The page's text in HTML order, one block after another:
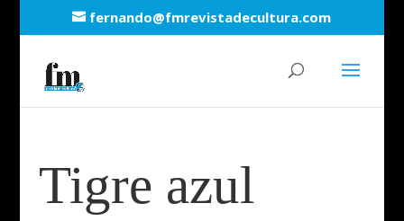
fernando@fmrevistadecultura.com
Tigre azul